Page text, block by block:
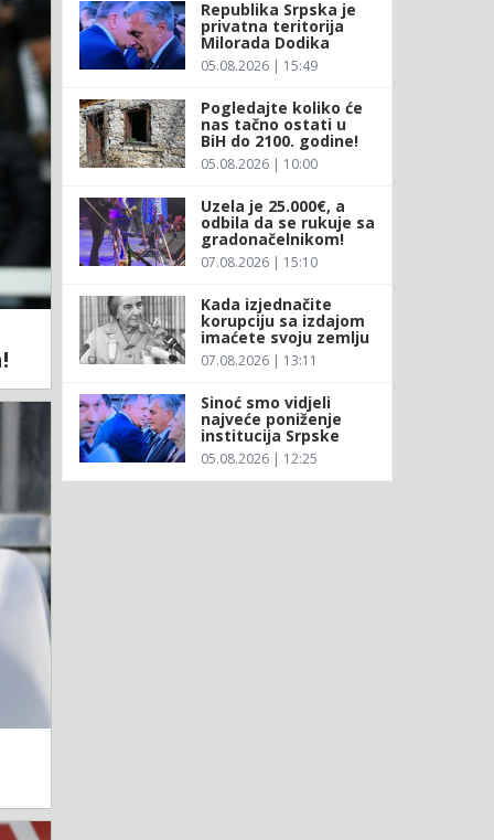
Republika Srpska je
privatna teritorija
Milorada Dodika
05.08.2026 | 15:49
Pogledajte koliko će
nas tačno ostati u
BiH do 2100. godine!
05.08.2026 | 10:00
Uzela je 25.000€, a
odbila da se rukuje sa
gradonačelnikom!
07.08.2026 | 15:10
Kada izjednačite
korupciju sa izdajom
imaćete svoju zemlju
07.08.2026 | 13:11
Sinoć smo vidjeli
najveće poniženje
institucija Srpske
05.08.2026 | 12:25